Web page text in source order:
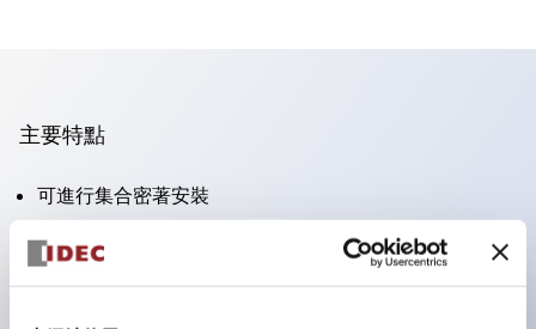
主要特點
可進行集合密著安裝
附鎖選擇開關採用高安全性的彈子鎖結構
防護結構為IP65（IEC60529）